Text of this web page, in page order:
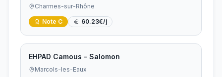
Charmes-sur-Rhône
Note C 60.23€/j
EHPAD Camous - Salomon
Marcols-les-Eaux